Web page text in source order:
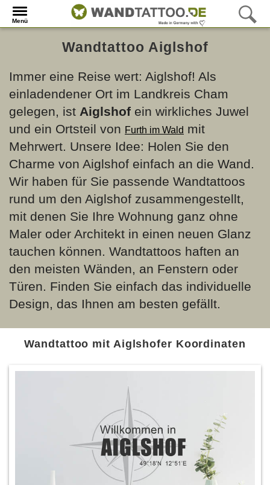
Menü
Wandtattoo Aiglshof
Immer eine Reise wert: Aiglshof! Als
einladendener Ort im Landkreis Cham
gelegen, ist Aiglshof ein wirkliches Juwel
und ein Ortsteil von Furth im Wald mit
Mehrwert. Unsere Idee: Holen Sie den
Charme von Aiglshof einfach an die Wand.
Wir haben für Sie passende Wandtattoos
rund um den Aiglshof zusammengestellt,
mit denen Sie Ihre Wohnung ganz ohne
Maler oder Architekt in einen neuen Glanz
tauchen können. Wandtattoos haften an
den meisten Wänden, an Fenstern oder
Türen. Finden Sie einfach das individuelle
Design, das Ihnen am besten gefällt.
Wandtattoo mit Aiglshofer Koordinaten